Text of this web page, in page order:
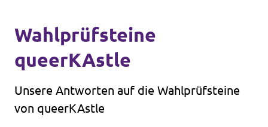
Wahlprüfsteine
queerKAstle
Unsere Antworten auf die Wahlprüfsteine
von queerKAstle